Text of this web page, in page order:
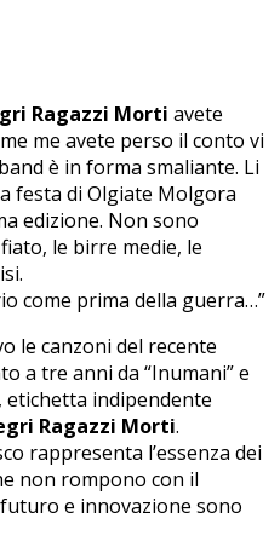
Ragazzi Morti avete
me avete perso il conto vi
è in forma smaliante. Li
festa di Olgiate Molgora
edizione. Non sono
le birre medie, le
come prima della guerra…”
le canzoni del recente
a tre anni da “Inumani” e
indipendente
Ragazzi Morti.
rappresenta l’essenza dei
non rompono con il
e innovazione sono